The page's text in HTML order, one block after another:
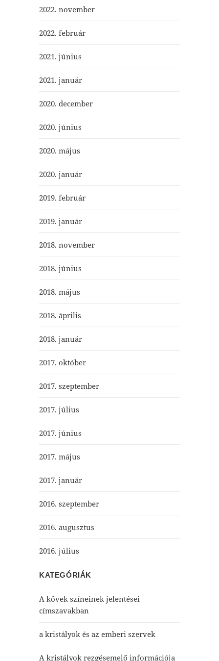
2022. november
2022. február
2021. június
2021. január
2020. december
2020. június
2020. május
2020. január
2019. február
2019. január
2018. november
2018. június
2018. május
2018. április
2018. január
2017. október
2017. szeptember
2017. július
2017. június
2017. május
2017. január
2016. szeptember
2016. augusztus
2016. július
KATEGÓRIÁK
A kövek színeinek jelentései
címszavakban
a kristályok és az emberi szervek
A kristályok rezgésemelő információja